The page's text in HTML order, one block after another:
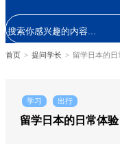
首页 > 提问学长 > 留学日本的日
学习 出行
留学日本的日常体验